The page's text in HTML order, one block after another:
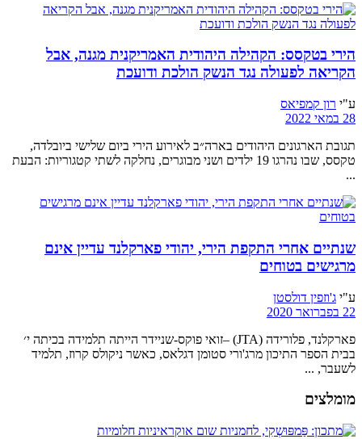
הירי בטקסס: הקהילה היהודית האמריקנית מגנה, אבל
הקריאה לפעולה נגד הנשק הולכת ודועכת
ע"י רון קמפיאס
28 במאי 2022
תגובת הארגונים היהודים בארה״ב לאירוע הירי ביום שלישי ביובלדה,
טקסס, שבו נהרגו 19 ילדים ושני מבוגרים, נחלקה לשתי קטגוריות: הבעת
...
שנתיים אחרי התקפת הירי, יהודי פארקלנד עדיין אינם
מרגישים בטוחים
ע"י ג'וזפין דולסטן
22 בפברואר 2020
פארקלנד, פלורידה (JTA) –זואי פוקס-שניידר הייתה תלמידה בכיתה י׳
בבית הספר התיכון מרג'ורי סטומן דגלאס, כאשר ניקולס קרוז, תלמיד
לשעבר, ...
מומלצים